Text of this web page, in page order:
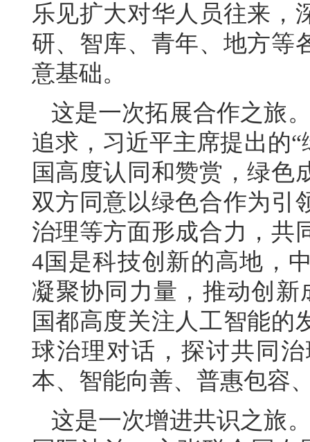
乐见扩大对华人员往来，
研、智库、青年、地方等
意基础。
这是一次拓展合作之旅
追求，习近平主席提出的
国高度认同和赞赏，绿色
双方同意以绿色合作为引
治理等方面形成合力，共
4国是科技创新的高地，
凝聚协同力量，推动创
国都高度关注人工智能的
球治理对话，探讨共同
本、智能向善、普惠包容
这是一次增进共识之旅